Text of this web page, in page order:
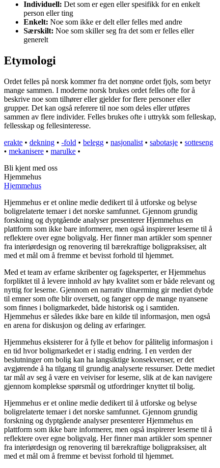
Individuell: Det som er egen eller spesifikk for en enkelt
person eller ting
Enkelt: Noe som ikke er delt eller felles med andre
Særskilt: Noe som skiller seg fra det som er felles eller
generelt
Etymologi
Ordet felles på norsk kommer fra det norrøne ordet fjǫls, som betyr
mange sammen. I moderne norsk brukes ordet felles ofte for å
beskrive noe som tilhører eller gjelder for flere personer eller
grupper. Det kan også referere til noe som deles eller utføres
sammen av flere individer. Felles brukes ofte i uttrykk som felleskap,
fellesskap og fellesinteresse.
erakte • dekning • -fold • belegg • nasjonalist • sabotasje • sotteseng
• mekanisere • marulke •
Bli kjent med oss
Hjemmehus
Hjemmehus
Hjemmehus er et online medie dedikert til å utforske og belyse
boligrelaterte temaer i det norske samfunnet. Gjennom grundig
forskning og dyptgående analyser presenterer Hjemmehus en
plattform som ikke bare informerer, men også inspirerer leserne til å
reflektere over egne boligvalg. Her finner man artikler som spenner
fra interiørdesign og renovering til bærekraftige boligpraksiser, alt
med et mål om å fremme et bevisst forhold til hjemmet.
Med et team av erfarne skribenter og fageksperter, er Hjemmehus
forpliktet til å levere innhold av høy kvalitet som er både relevant og
nyttig for leserne. Gjennom en narrativ tilnærming gir mediet dybde
til emner som ofte blir oversett, og fanger opp de mange nyansene
som finnes i boligmarkedet, både historisk og i samtiden.
Hjemmehus er således ikke bare en kilde til informasjon, men også
en arena for diskusjon og deling av erfaringer.
Hjemmehus eksisterer for å fylle et behov for pålitelig informasjon i
en tid hvor boligmarkedet er i stadig endring. I en verden der
beslutninger om bolig kan ha langsiktige konsekvenser, er det
avgjørende å ha tilgang til grundig analyserte ressurser. Dette mediet
tar mål av seg å være en veiviser for leserne, slik at de kan navigere
gjennom komplekse spørsmål og utfordringer knyttet til bolig.
Hjemmehus er et online medie dedikert til å utforske og belyse
boligrelaterte temaer i det norske samfunnet. Gjennom grundig
forskning og dyptgående analyser presenterer Hjemmehus en
plattform som ikke bare informerer, men også inspirerer leserne til å
reflektere over egne boligvalg. Her finner man artikler som spenner
fra interiørdesign og renovering til bærekraftige boligpraksiser, alt
med et mål om å fremme et bevisst forhold til hjemmet.